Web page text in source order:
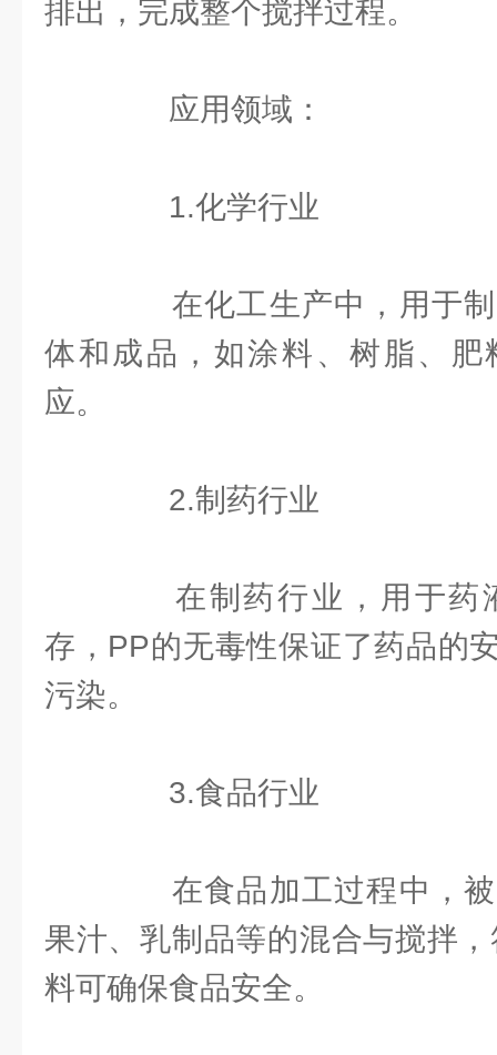
排出，完成整个搅拌过程。
应用领域：
1.化学行业
在化工生产中，用于制
体和成品，如涂料、树脂、肥
应。
2.制药行业
在制药行业，用于药
存，PP的无毒性保证了药品的
污染。
3.食品行业
在食品加工过程中，被
果汁、乳制品等的混合与搅拌
料可确保食品安全。